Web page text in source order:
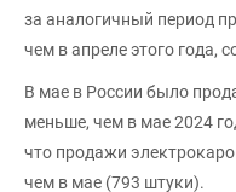
за аналогичный период
чем в апреле этого года,
В мае в России было
меньше, чем в мае 2024
что продажи
чем в мае (793 штуки).